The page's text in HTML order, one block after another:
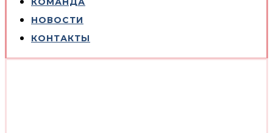
НОВОСТИ
КОНТАКТЫ